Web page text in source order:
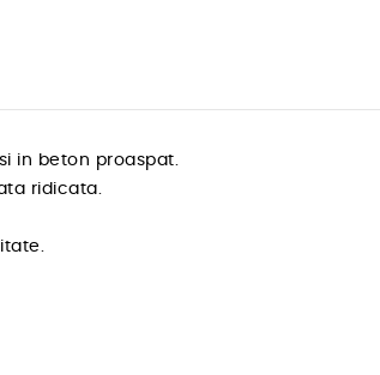
in beton proaspat.
ridicata.